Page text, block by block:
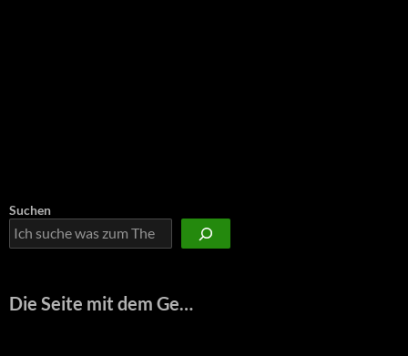
Suchen
Die Seite mit dem Ge…